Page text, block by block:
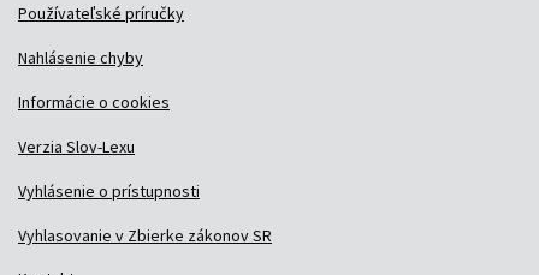
Používateľské príručky
Nahlásenie chyby
Informácie o cookies
Verzia Slov-Lexu
Vyhlásenie o prístupnosti
Vyhlasovanie v Zbierke zákonov SR